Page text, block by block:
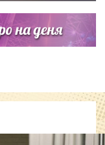
на деня